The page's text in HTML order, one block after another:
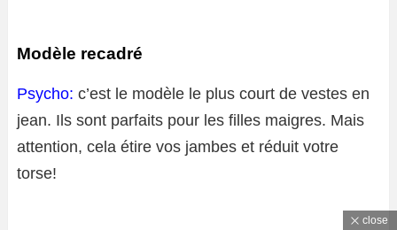
Modèle recadré
Psycho: c’est le modèle le plus court de vestes en
jean. Ils sont parfaits pour les filles maigres. Mais
attention, cela étire vos jambes et réduit votre
torse!
close